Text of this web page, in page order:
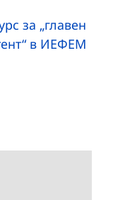
за „главен
в ИЕФЕМ